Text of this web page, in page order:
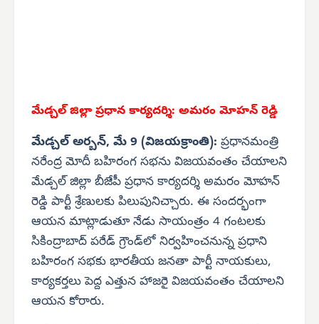
మేడ్చల్ జిల్లా ప్రధాన కార్యదర్శి: అమరం మోహన్ రెడ్డి
మేడ్చల్ అర్బన్, మే 9 (విజయక్రాంతి): ప్రధానమంత్రి
నరేంద్ర మోదీ బహిరంగ సభను విజయవంతం చేయాలని
మేడ్చల్ జిల్లా బీజేపీ ప్రధాన కార్యదర్శి అమరం మోహన్
రెడ్డి పార్టీ శ్రేణులకు పిలుపునిచ్చారు. ఈ సందర్భంగా
ఆయన మాట్లాడుతూ నేడు సాయంత్రం 4 గంటలకు
సికింద్రాబాద్ పరేడ్ గ్రౌండ్‌లో నిర్వహించనున్న ప్రధాని
బహిరంగ సభకు భారతీయ జనతా పార్టీ నాయకులు,
కార్యకర్తలు పెద్ద ఎత్తున హాజరై విజయవంతం చేయాలని
ఆయన కోరారు.